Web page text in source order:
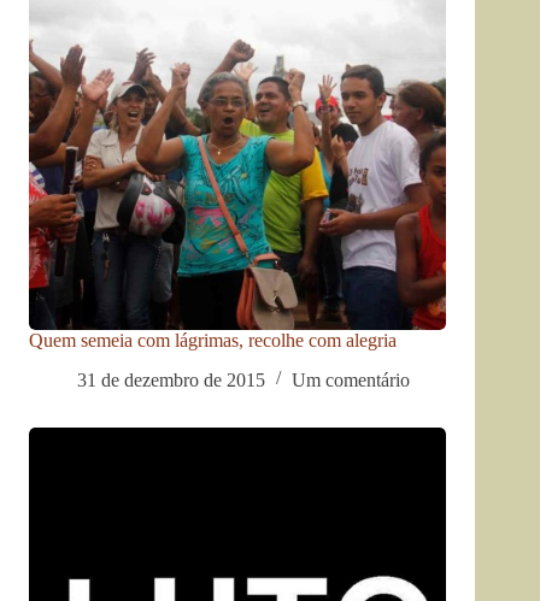
Quem semeia com lágrimas, recolhe com alegria
31 de dezembro de 2015
Um comentário